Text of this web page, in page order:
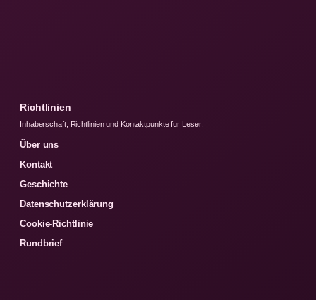
Richtlinien
Inhaberschaft, Richtlinien und Kontaktpunkte fur Leser.
Über uns
Kontakt
Geschichte
Datenschutzerklärung
Cookie-Richtlinie
Rundbrief